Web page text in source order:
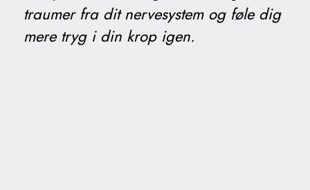
traumer fra dit nervesystem og føle dig
mere tryg i din krop igen.